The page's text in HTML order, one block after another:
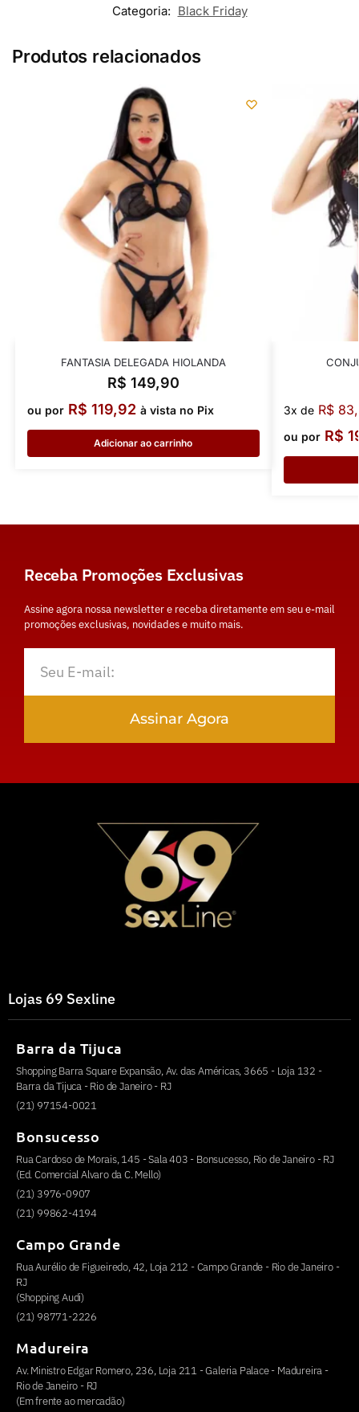
Categoria: Black Friday
Produtos relacionados
FANTASIA DELEGADA HIOLANDA
R$ 149,90
ou por R$ 119,92 à vista no Pix
Adicionar ao carrinho
3x de R$
ou por R$
Receba Promoções Exclusivas
Assine agora nossa newsletter e receba diretamente em seu e-mail
promoções exclusivas, novidades e muito mais.
Assinar Agora
Lojas 69 Sexline
Barra da Tijuca
Shopping Barra Square Expansão, Av. das Américas, 3665 - Loja 132 -
Barra da Tijuca - Rio de Janeiro - RJ
(21) 97154-0021
Bonsucesso
Rua Cardoso de Morais, 145 - Sala 403 - Bonsucesso, Rio de Janeiro - RJ
(Ed. Comercial Alvaro da C. Mello)
(21) 3976-0907
(21) 99862-4194
Campo Grande
Rua Aurélio de Figueiredo, 42, Loja 212 - Campo Grande - Rio de Janeiro -
RJ
(Shopping Audi)
(21) 98771-2226
Madureira
Av. Ministro Edgar Romero, 236, Loja 211 - Galeria Palace - Madureira -
Rio de Janeiro - RJ
(Em frente ao mercadão)